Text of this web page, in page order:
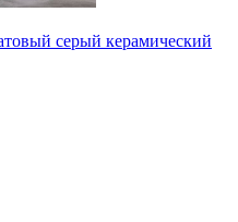
серый керамический